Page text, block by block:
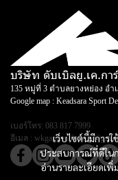
เว็บไซต์นี้มีการ
ประสบการณ์ที่ดีใน
อ่านรายละเอียดเพิ่
บริษัท ดับเบิลยู.เค.กา
135 หมู่ที่ 3 ตำบลยางหย่อง อำ
Google map : Keadsara Sport
เบอร์โทร: 083 817 7999
อีเมล :